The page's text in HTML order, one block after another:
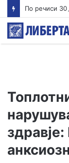
здравје: